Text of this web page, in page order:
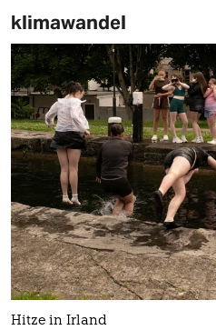
klimawandel
Hitze in Irland